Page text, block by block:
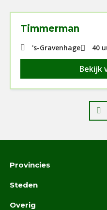
Timmerman
's-Gravenhage 40
Bekijk
Provincies
Steden
Overig